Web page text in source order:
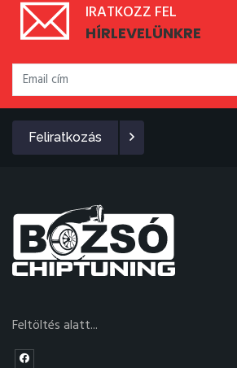
IRATKOZZ FEL
HÍRLEVELÜNKRE
Feliratkozás
Feltöltés alatt...